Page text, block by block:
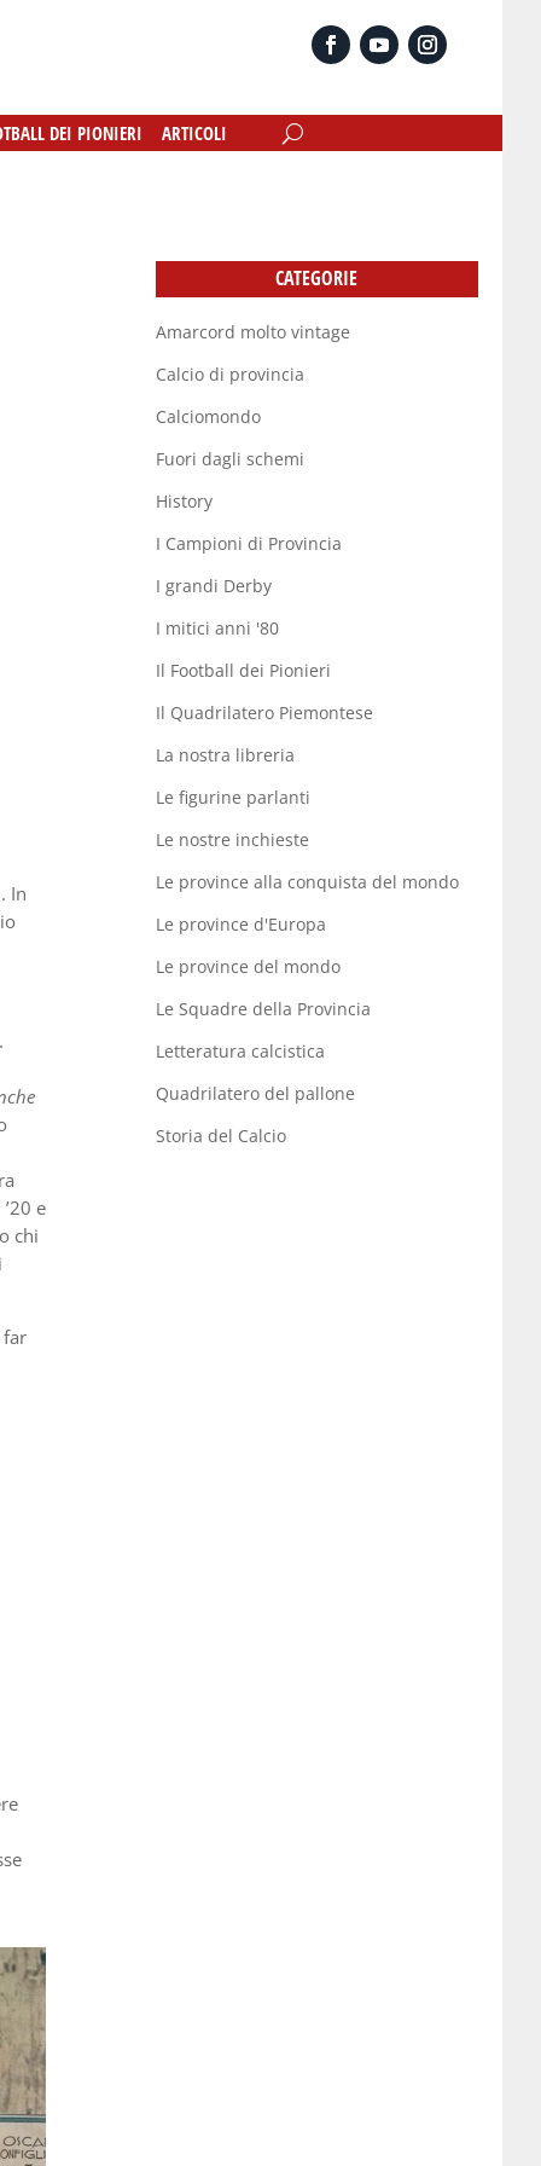
DEI PIONIERI ARTICOLI
DEI PIONIERI ARTICOLI
In
e
chi
far
CATEGORIE
Amarcord molto vintage
Calcio di provincia
Calciomondo
Fuori dagli schemi
History
I Campioni di Provincia
I grandi Derby
I mitici anni '80
Il Football dei Pionieri
Il Quadrilatero Piemontese
La nostra libreria
Le figurine parlanti
Le nostre inchieste
Le province alla conquista del mondo
Le province d'Europa
Le province del mondo
Le Squadre della Provincia
Letteratura calcistica
Quadrilatero del pallone
Storia del Calcio